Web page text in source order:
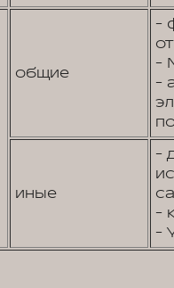
общие
-
-
-
иные
-
-
-